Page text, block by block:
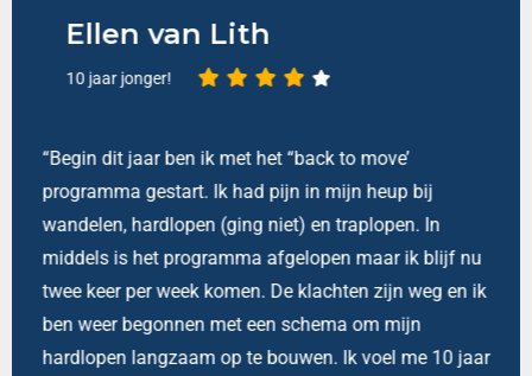
Ellen van Lith
10 jaar jonger!
“Begin dit jaar ben ik met het “back to move’
programma gestart. Ik had pijn in mijn heup bij
wandelen, hardlopen (ging niet) en traplopen. In
middels is het programma afgelopen maar ik blijf nu
twee keer per week komen. De klachten zijn weg en ik
ben weer begonnen met een schema om mijn
hardlopen langzaam op te bouwen. Ik voel me 10 jaar